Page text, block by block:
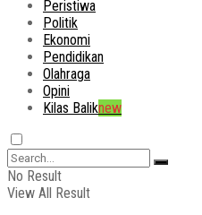
Peristiwa
Politik
Ekonomi
Pendidikan
Olahraga
Opini
Kilas Baliknew
No Result
View All Result